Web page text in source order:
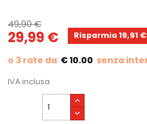
49,90 €
29,99 € Risparmia 19,91 €
€ 10.00
IVA inclusa